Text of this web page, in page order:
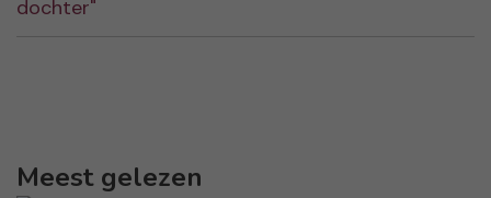
Meest gelezen